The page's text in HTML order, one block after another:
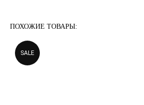
ПОХОЖИЕ ТОВАРЫ:
SALE